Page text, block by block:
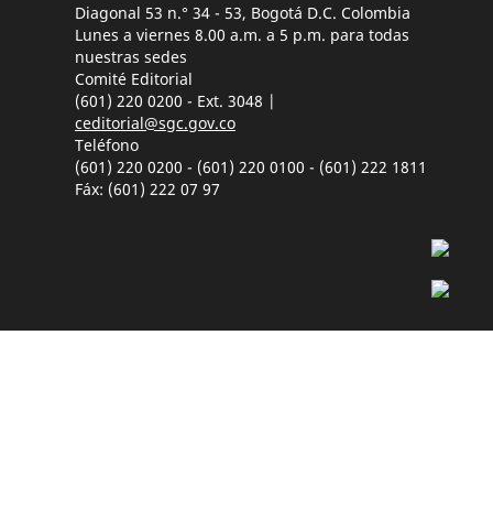
Diagonal 53 n.° 34 - 53, Bogotá D.C. Colombia
Lunes a viernes 8.00 a.m. a 5 p.m. para todas
nuestras sedes
Comité Editorial
(601) 220 0200 - Ext. 3048 |
ceditorial@sgc.gov.co
Teléfono
(601) 220 0200 - (601) 220 0100 - (601) 222 1811
Fáx: (601) 222 07 97